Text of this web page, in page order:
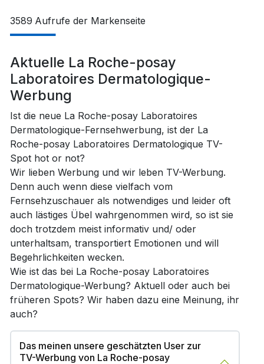
3589 Aufrufe der Markenseite
Aktuelle La Roche-posay
Laboratoires Dermatologique-
Werbung
Ist die neue La Roche-posay Laboratoires
Dermatologique-Fernsehwerbung, ist der La
Roche-posay Laboratoires Dermatologique TV-
Spot hot or not?
Wir lieben Werbung und wir leben TV-Werbung.
Denn auch wenn diese vielfach vom
Fernsehzuschauer als notwendiges und leider oft
auch lästiges Übel wahrgenommen wird, so ist sie
doch trotzdem meist informativ und/ oder
unterhaltsam, transportiert Emotionen und will
Begehrlichkeiten wecken.
Wie ist das bei La Roche-posay Laboratoires
Dermatologique-Werbung? Aktuell oder auch bei
früheren Spots? Wir haben dazu eine Meinung, ihr
auch?
Das meinen unsere geschätzten User zur
TV-Werbung von La Roche-posay